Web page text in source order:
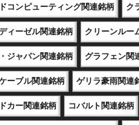
コンピューティング関連銘柄 ク
ィーゼル関連銘柄 クリーンルー
ジャパン関連銘柄 グラフェン関
ーブル関連銘柄 ゲリラ豪雨関連
カー関連銘柄 コバルト関連銘柄